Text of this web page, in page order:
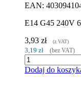
EAN:
E14 G45 240V
3,93 zł
(z VAT)
3,19 zł (bez VAT)
Dodaj do